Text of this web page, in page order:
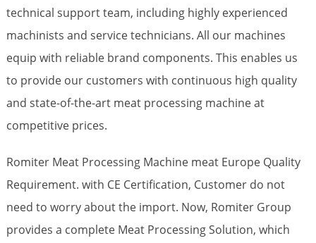
technical support team, including highly experienced
machinists and service technicians. All our machines
equip with reliable brand components. This enables us
to provide our customers with continuous high quality
and state-of-the-art meat processing machine at
competitive prices.
Romiter Meat Processing Machine meat Europe Quality
Requirement. with CE Certification, Customer do not
need to worry about the import. Now, Romiter Group
provides a complete Meat Processing Solution, which